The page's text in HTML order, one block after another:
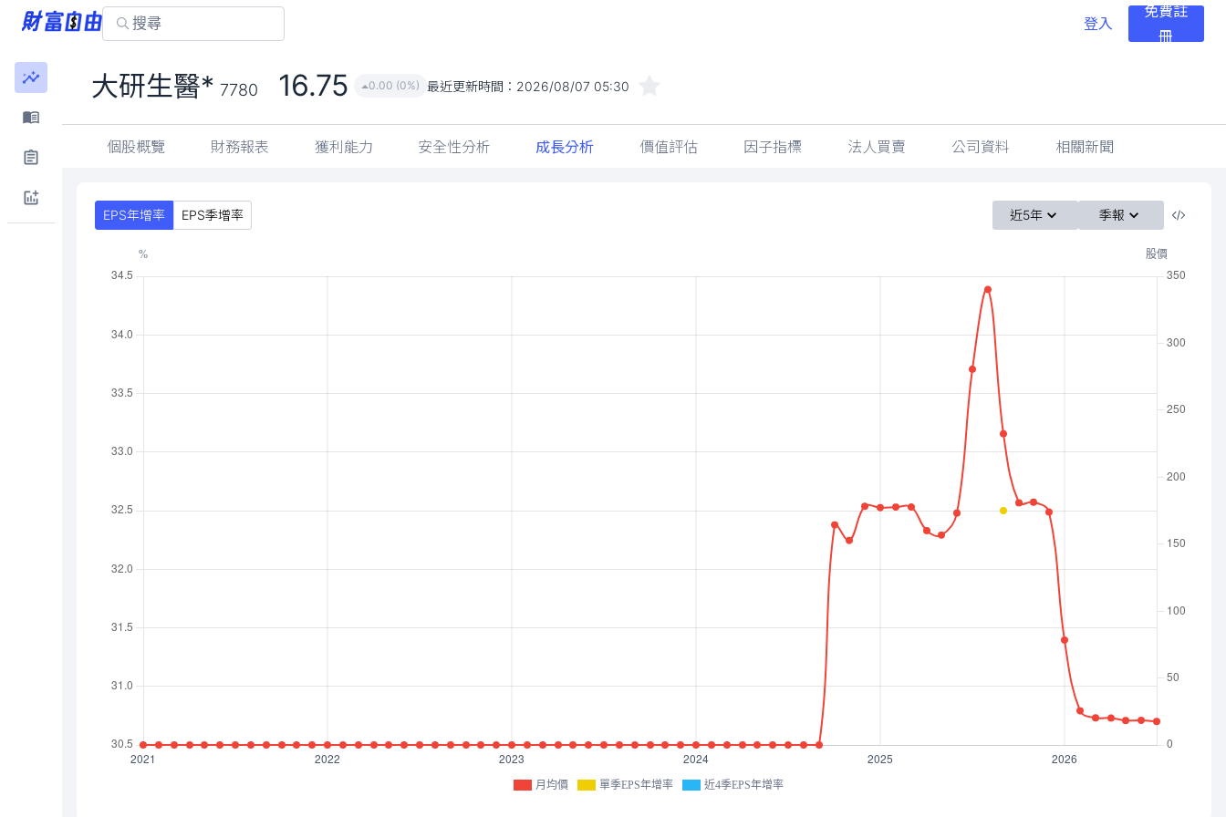
登入
免費註
冊
大研生醫* 7780 16.75 0.00 (0%) 最近更新時間： 2026/08/07 05:30
個股概覽 財務報表 獲利能力 安全性分析 成長分析 價值評估 因子指標 法人買賣 公司資料 相關新聞
EPS年增率 EPS季增率 近5年 季報
月均價 單季EPS年增率 近4季EPS年增率